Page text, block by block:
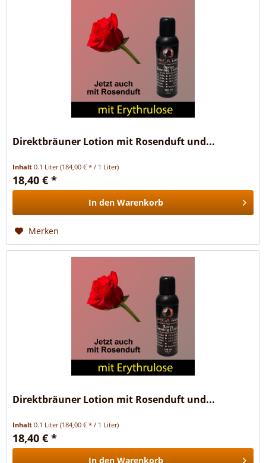
Direktbräuner Lotion mit Rosenduft und...
Inhalt0.1 Liter(184,00 € * / 1 Liter)
18,40 € *
In den Warenkorb
Merken
Direktbräuner Lotion mit Rosenduft und...
Inhalt0.1 Liter(184,00 € * / 1 Liter)
18,40 € *
In den Warenkorb